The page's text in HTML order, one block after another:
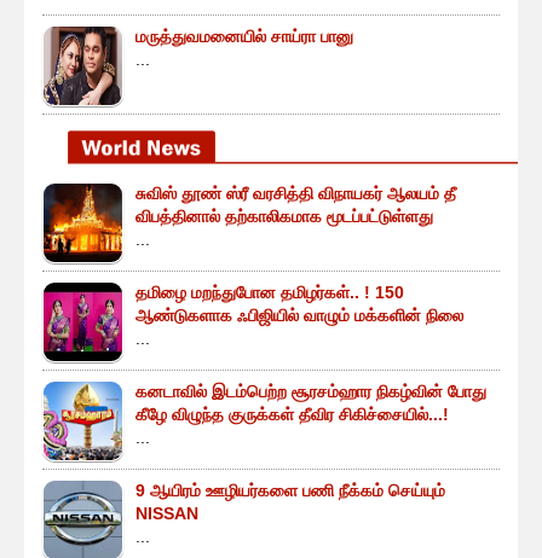
மருத்துவமனையில் சாய்ரா பானு
சுவிஸ் தூண் ஸ்ரீ வரசித்தி விநாயகர் ஆலயம் தீ
விபத்தினால் தற்காலிகமாக மூடப்பட்டுள்ளது
தமிழை மறந்துபோன தமிழர்கள்.. ! 150
ஆண்டுகளாக ஃபிஜியில் வாழும் மக்களின் நிலை
கனடாவில் இடம்பெற்ற சூரசம்ஹார நிகழ்வின் போது
கீழே விழுந்த குருக்கள் தீவிர சிகிச்சையில்...!
9 ஆயிரம் ஊழியர்களை பணி நீக்கம் செய்யும்
NISSAN